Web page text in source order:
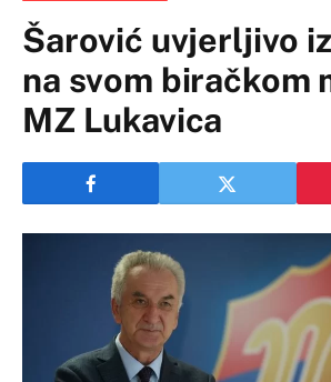
Šarović uvjerljivo
na svom biračkom
MZ Lukavica